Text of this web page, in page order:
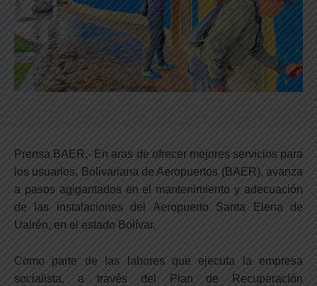
Prensa BAER.- En aras de ofrecer mejores servicios para
los usuarios, Bolivariana de Aeropuertos (BAER), avanza
a pasos agigantados en el mantenimiento y adecuación
de las instalaciones del Aeropuerto Santa Elena de
Uairén, en el estado Bolívar.
Como parte de las labores que ejecuta la empresa
socialista, a través del Plan de Recuperación